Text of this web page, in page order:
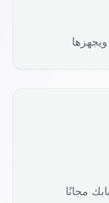
مجانًا